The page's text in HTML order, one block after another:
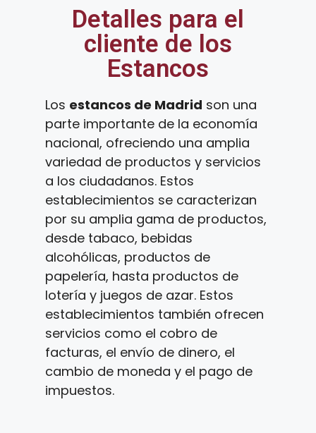
Detalles para el
cliente de los
Estancos
Los estancos de Madrid son una
parte importante de la economía
nacional, ofreciendo una amplia
variedad de productos y servicios
a los ciudadanos. Estos
establecimientos se caracterizan
por su amplia gama de productos,
desde tabaco, bebidas
alcohólicas, productos de
papelería, hasta productos de
lotería y juegos de azar. Estos
establecimientos también ofrecen
servicios como el cobro de
facturas, el envío de dinero, el
cambio de moneda y el pago de
impuestos.